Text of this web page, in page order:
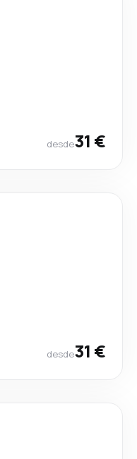
desde31 €
desde31 €